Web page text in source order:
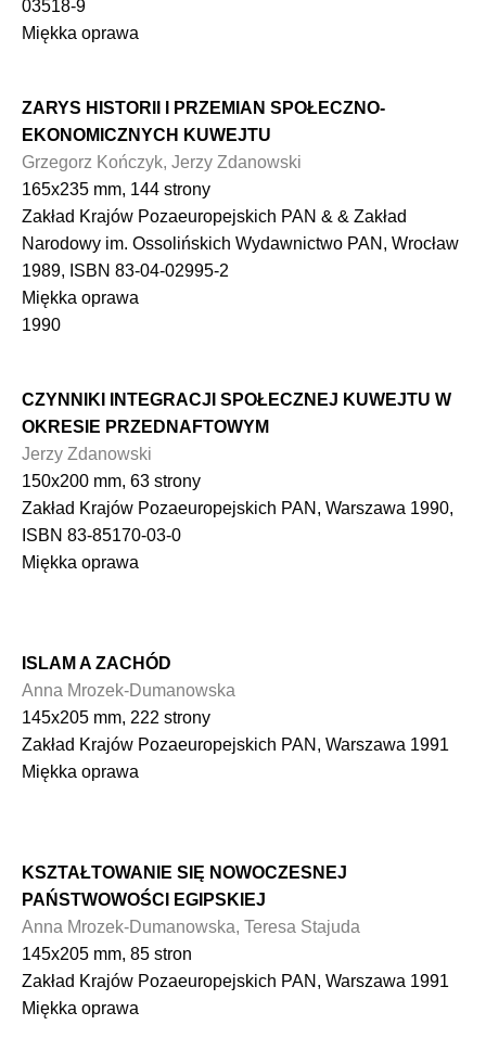
03518-9
Miękka oprawa
ZARYS HISTORII I PRZEMIAN SPOŁECZNO-
EKONOMICZNYCH KUWEJTU
Grzegorz Kończyk, Jerzy Zdanowski
165x235 mm, 144 strony
Zakład Krajów Pozaeuropejskich PAN & & Zakład
Narodowy im. Ossolińskich Wydawnictwo PAN, Wrocław
1989, ISBN 83-04-02995-2
Miękka oprawa
1990
CZYNNIKI INTEGRACJI SPOŁECZNEJ KUWEJTU W
OKRESIE PRZEDNAFTOWYM
Jerzy Zdanowski
150x200 mm, 63 strony
Zakład Krajów Pozaeuropejskich PAN, Warszawa 1990,
ISBN 83-85170-03-0
Miękka oprawa
ISLAM A ZACHÓD
Anna Mrozek-Dumanowska
145x205 mm, 222 strony
Zakład Krajów Pozaeuropejskich PAN, Warszawa 1991
Miękka oprawa
KSZTAŁTOWANIE SIĘ NOWOCZESNEJ
PAŃSTWOWOŚCI EGIPSKIEJ
Anna Mrozek-Dumanowska, Teresa Stajuda
145x205 mm, 85 stron
Zakład Krajów Pozaeuropejskich PAN, Warszawa 1991
Miękka oprawa